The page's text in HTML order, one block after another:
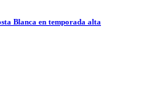
Blanca en temporada alta